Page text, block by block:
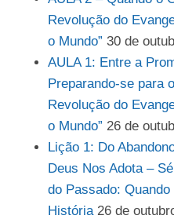
Revolução do
o Mundo” 30 de
AULA 1: Entre a
Preparando-se para
Revolução do
o Mundo” 26 de
Lição 1: Do
Deus Nos Adota –
do Passado:
História 26 de